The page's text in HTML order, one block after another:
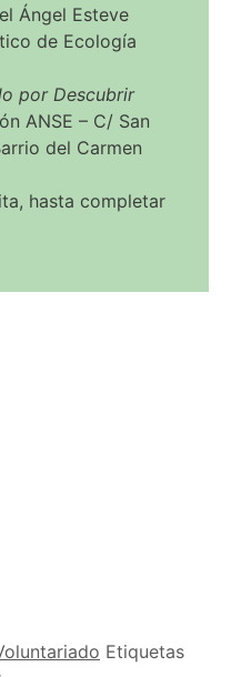
Ángel Esteve
de Ecología
por Descubrir
ANSE – C/ San
del Carmen
hasta completar
Etiquetas